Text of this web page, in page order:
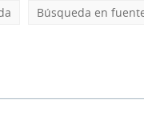
Búsqueda en